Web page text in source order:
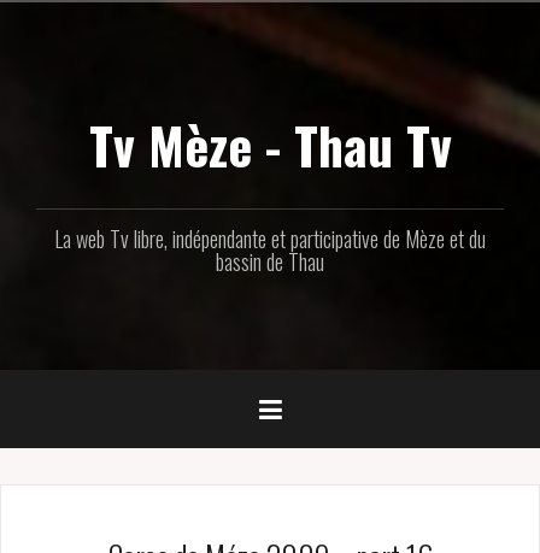
Tv Mèze - Thau Tv
La web Tv libre, indépendante et participative de Mèze et du
bassin de Thau